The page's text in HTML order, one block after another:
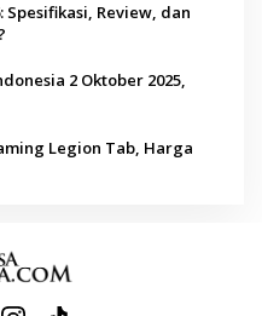
Spesifikasi, Review, dan
2 Oktober 2025,
Legion Tab, Harga